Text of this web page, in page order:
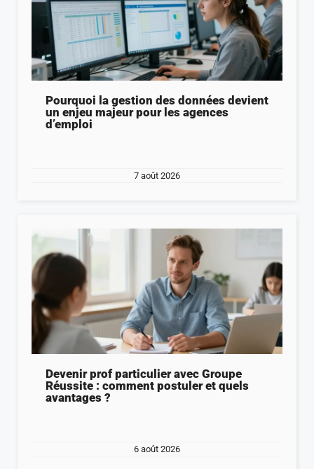
Pourquoi la gestion des données devient
un enjeu majeur pour les agences
d’emploi
7 août 2026
Devenir prof particulier avec Groupe
Réussite : comment postuler et quels
avantages ?
6 août 2026